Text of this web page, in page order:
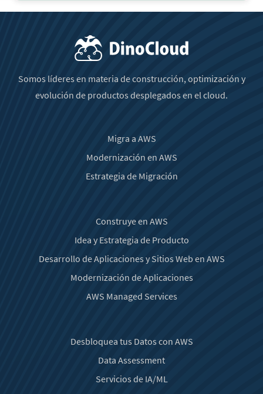
Somos líderes en materia de construcción, optimización y
evolución de productos desplegados en el cloud.
Migra a AWS
Modernización en AWS
Estrategia de Migración
Construye en AWS
Idea y Estrategia de Producto
Desarrollo de Aplicaciones y Sitios Web en AWS
Modernización de Aplicaciones
AWS Managed Services
Desbloquea tus Datos con AWS
Data Assessment
Servicios de IA/ML